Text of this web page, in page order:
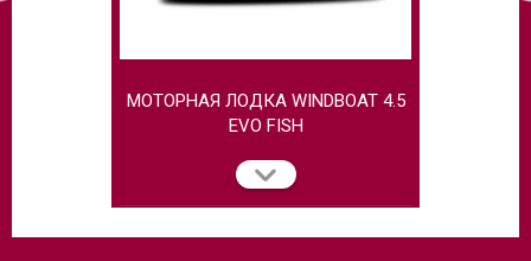
МОТОРНАЯ ЛОДКА WINDBOAT 4.5
EVO FISH